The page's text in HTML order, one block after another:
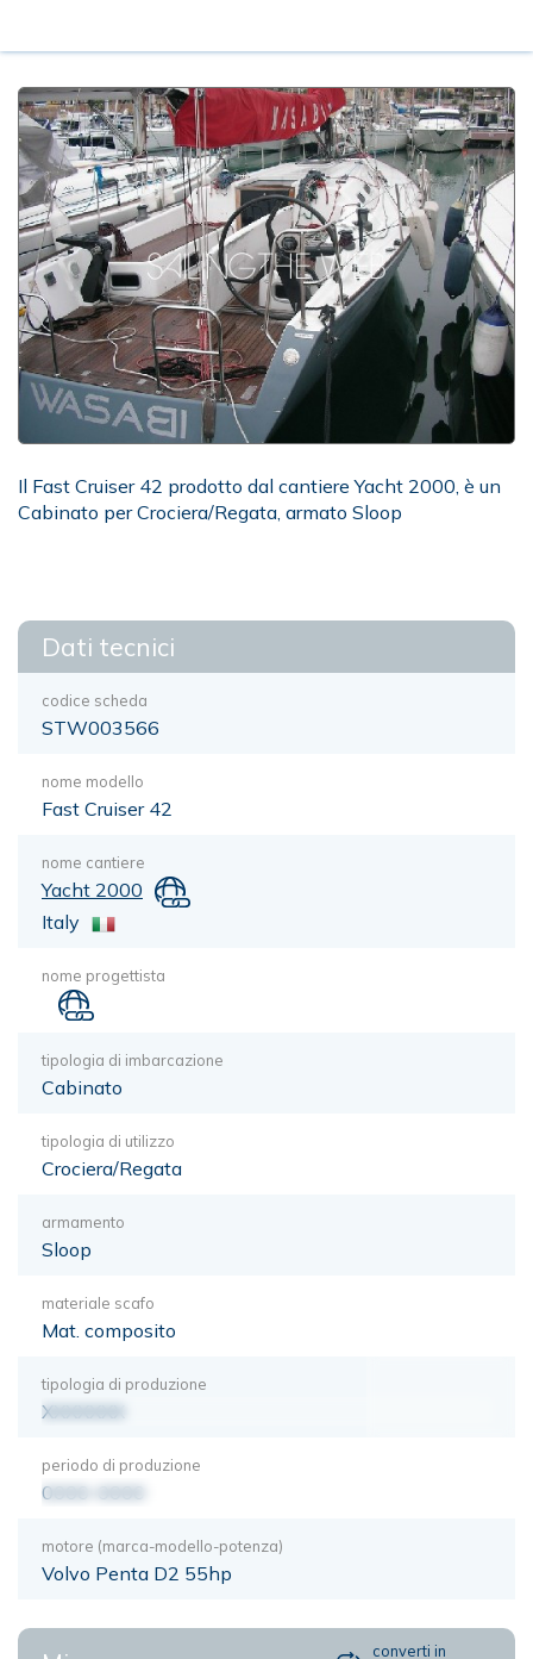
Il Fast Cruiser 42 prodotto dal cantiere Yacht 2000, è un
Cabinato per Crociera/Regata, armato Sloop
Dati tecnici
codice scheda
STW003566
nome modello
Fast Cruiser 42
nome cantiere
Yacht 2000
Italy
nome progettista
tipologia di imbarcazione
Cabinato
tipologia di utilizzo
Crociera/Regata
armamento
Sloop
materiale scafo
Mat. composito
tipologia di produzione
XXXXXXX
periodo di produzione
0000-0000
motore (marca-modello-potenza)
Volvo Penta D2 55hp
converti in